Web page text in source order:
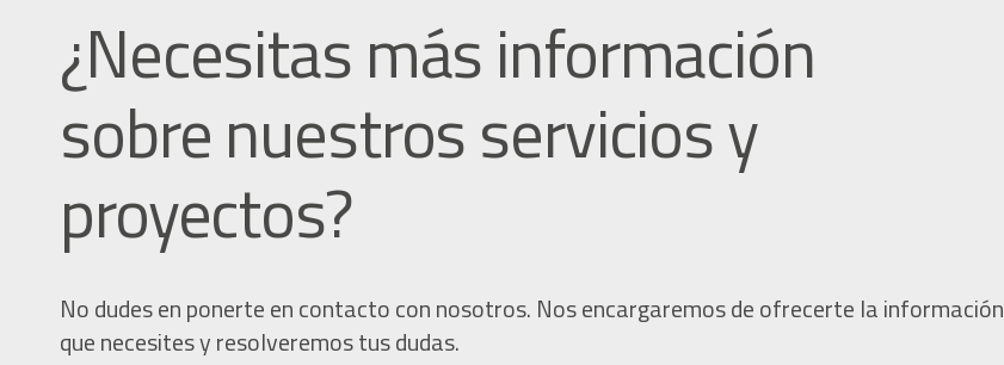
¿Necesitas más información
sobre nuestros servicios y
proyectos?
No dudes en ponerte en contacto con nosotros. Nos encargaremos de ofrecerte la información
que necesites y resolveremos tus dudas.